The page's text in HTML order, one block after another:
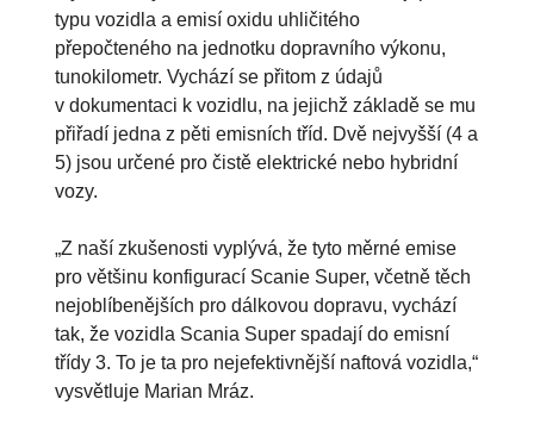
typu vozidla a emisí oxidu uhličitého
přepočteného na jednotku dopravního výkonu,
tunokilometr. Vychází se přitom z údajů
v dokumentaci k vozidlu, na jejichž základě se mu
přiřadí jedna z pěti emisních tříd. Dvě nejvyšší (4 a
5) jsou určené pro čistě elektrické nebo hybridní
vozy.
„Z naší zkušenosti vyplývá, že tyto měrné emise
pro většinu konfigurací Scanie Super, včetně těch
nejoblíbenějších pro dálkovou dopravu, vychází
tak, že vozidla Scania Super spadají do emisní
třídy 3. To je ta pro nejefektivnější naftová vozidla,“
vysvětluje Marian Mráz.